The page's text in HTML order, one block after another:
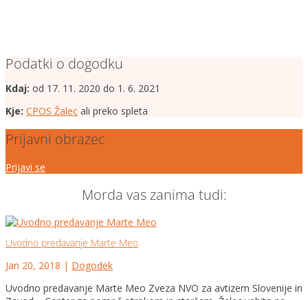
Podatki o dogodku
Kdaj: od 17. 11. 2020 do 1. 6. 2021
Kje: CPOS Žalec ali preko spleta
Prijavni obrazec
Prijavi se
Morda vas zanima tudi:
Uvodno predavanje Marte Meo
Jan 20, 2018 | Dogodek
Uvodno predavanje Marte Meo Zveza NVO za avtizem Slovenije in